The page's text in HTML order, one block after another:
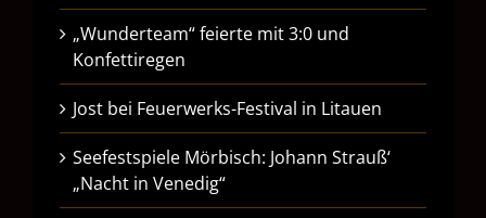
„Wunderteam“ feierte mit 3:0 und
Konfettiregen
Jost bei Feuerwerks-Festival in Litauen
Seefestspiele Mörbisch: Johann Strauß‘
„Nacht in Venedig“